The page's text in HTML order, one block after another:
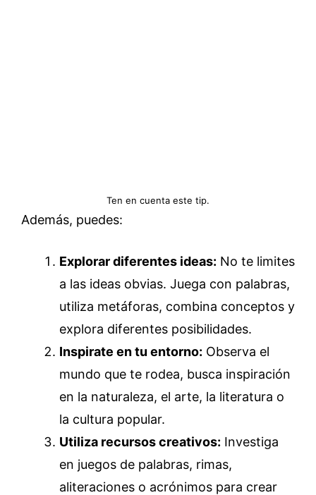
Ten en cuenta este tip.
Además, puedes:
Explorar diferentes ideas: No te limites
a las ideas obvias. Juega con palabras,
utiliza metáforas, combina conceptos y
explora diferentes posibilidades.
Inspirate en tu entorno: Observa el
mundo que te rodea, busca inspiración
en la naturaleza, el arte, la literatura o
la cultura popular.
Utiliza recursos creativos: Investiga
en juegos de palabras, rimas,
aliteraciones o acrónimos para crear